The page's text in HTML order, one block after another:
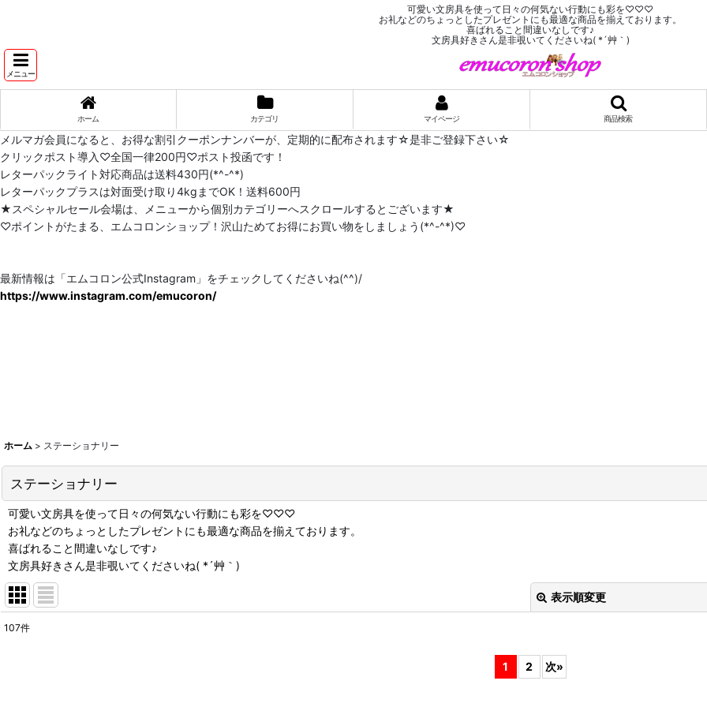
可愛い文房具を使って日々の何気ない行動にも彩を♡♡♡
お礼などのちょっとしたプレゼントにも最適な商品を揃えております。
喜ばれること間違いなしです♪
文房具好きさん是非覗いてくださいね( *´艸｀)
メニュー
ホーム カテゴリ マイページ 商品検索
メルマガ会員になると、お得な割引クーポンナンバーが、定期的に配布されます☆是非ご登録下さい☆
クリックポスト導入♡全国一律200円♡ポスト投函です！
レターパックライト対応商品は送料430円(*^-^*)
レターパックプラスは対面受け取り4kgまでOK！送料600円
★スペシャルセール会場は、メニューから個別カテゴリーへスクロールするとございます★
♡ポイントがたまる、エムコロンショップ！沢山ためてお得にお買い物をしましょう(*^-^*)♡
最新情報は「エムコロン公式Instagram」をチェックしてくださいね(^^)/
https://www.instagram.com/emucoron/
ホーム > ステーショナリー
ステーショナリー
可愛い文房具を使って日々の何気ない行動にも彩を♡♡♡
お礼などのちょっとしたプレゼントにも最適な商品を揃えております。
喜ばれること間違いなしです♪
文房具好きさん是非覗いてくださいね( *´艸｀)
表示順変更
107件
1 2 次»